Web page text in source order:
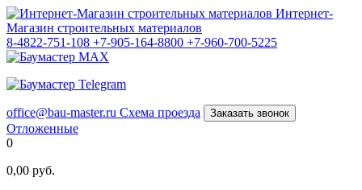
Интернет-
Магазин строительных материалов
8-4822-751-108 +7-905-164-8800 +7-960-700-5225
office@bau-master.ru Схема проезда Заказать звонок
Отложенные
0
0,00 руб.